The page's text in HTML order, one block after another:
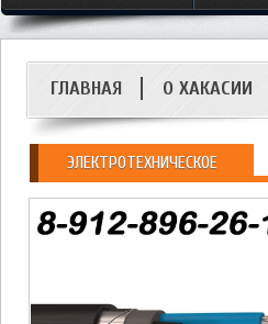
ГЛАВНАЯ О ХАКАСИИ
ЭЛЕКТРОТЕХНИЧЕСКОЕ